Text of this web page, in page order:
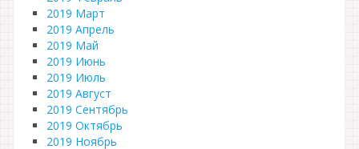
2019 Март
2019 Апрель
2019 Май
2019 Июнь
2019 Июль
2019 Август
2019 Сентябрь
2019 Октябрь
2019 Ноябрь